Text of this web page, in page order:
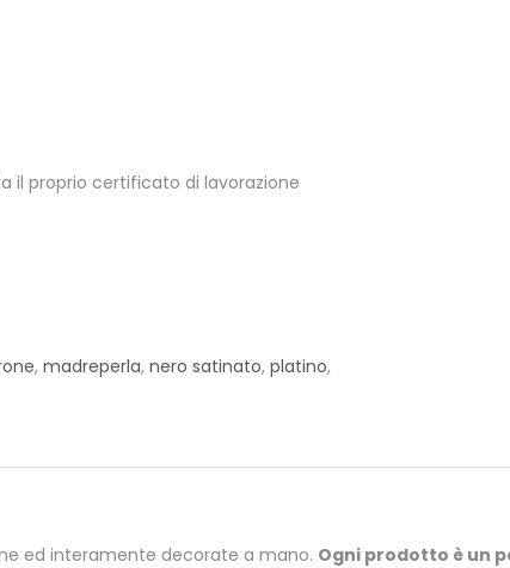
il proprio certificato di lavorazione
, madreperla, nero satinato, platino,
ed interamente decorate a mano. Ogni prodotto è un